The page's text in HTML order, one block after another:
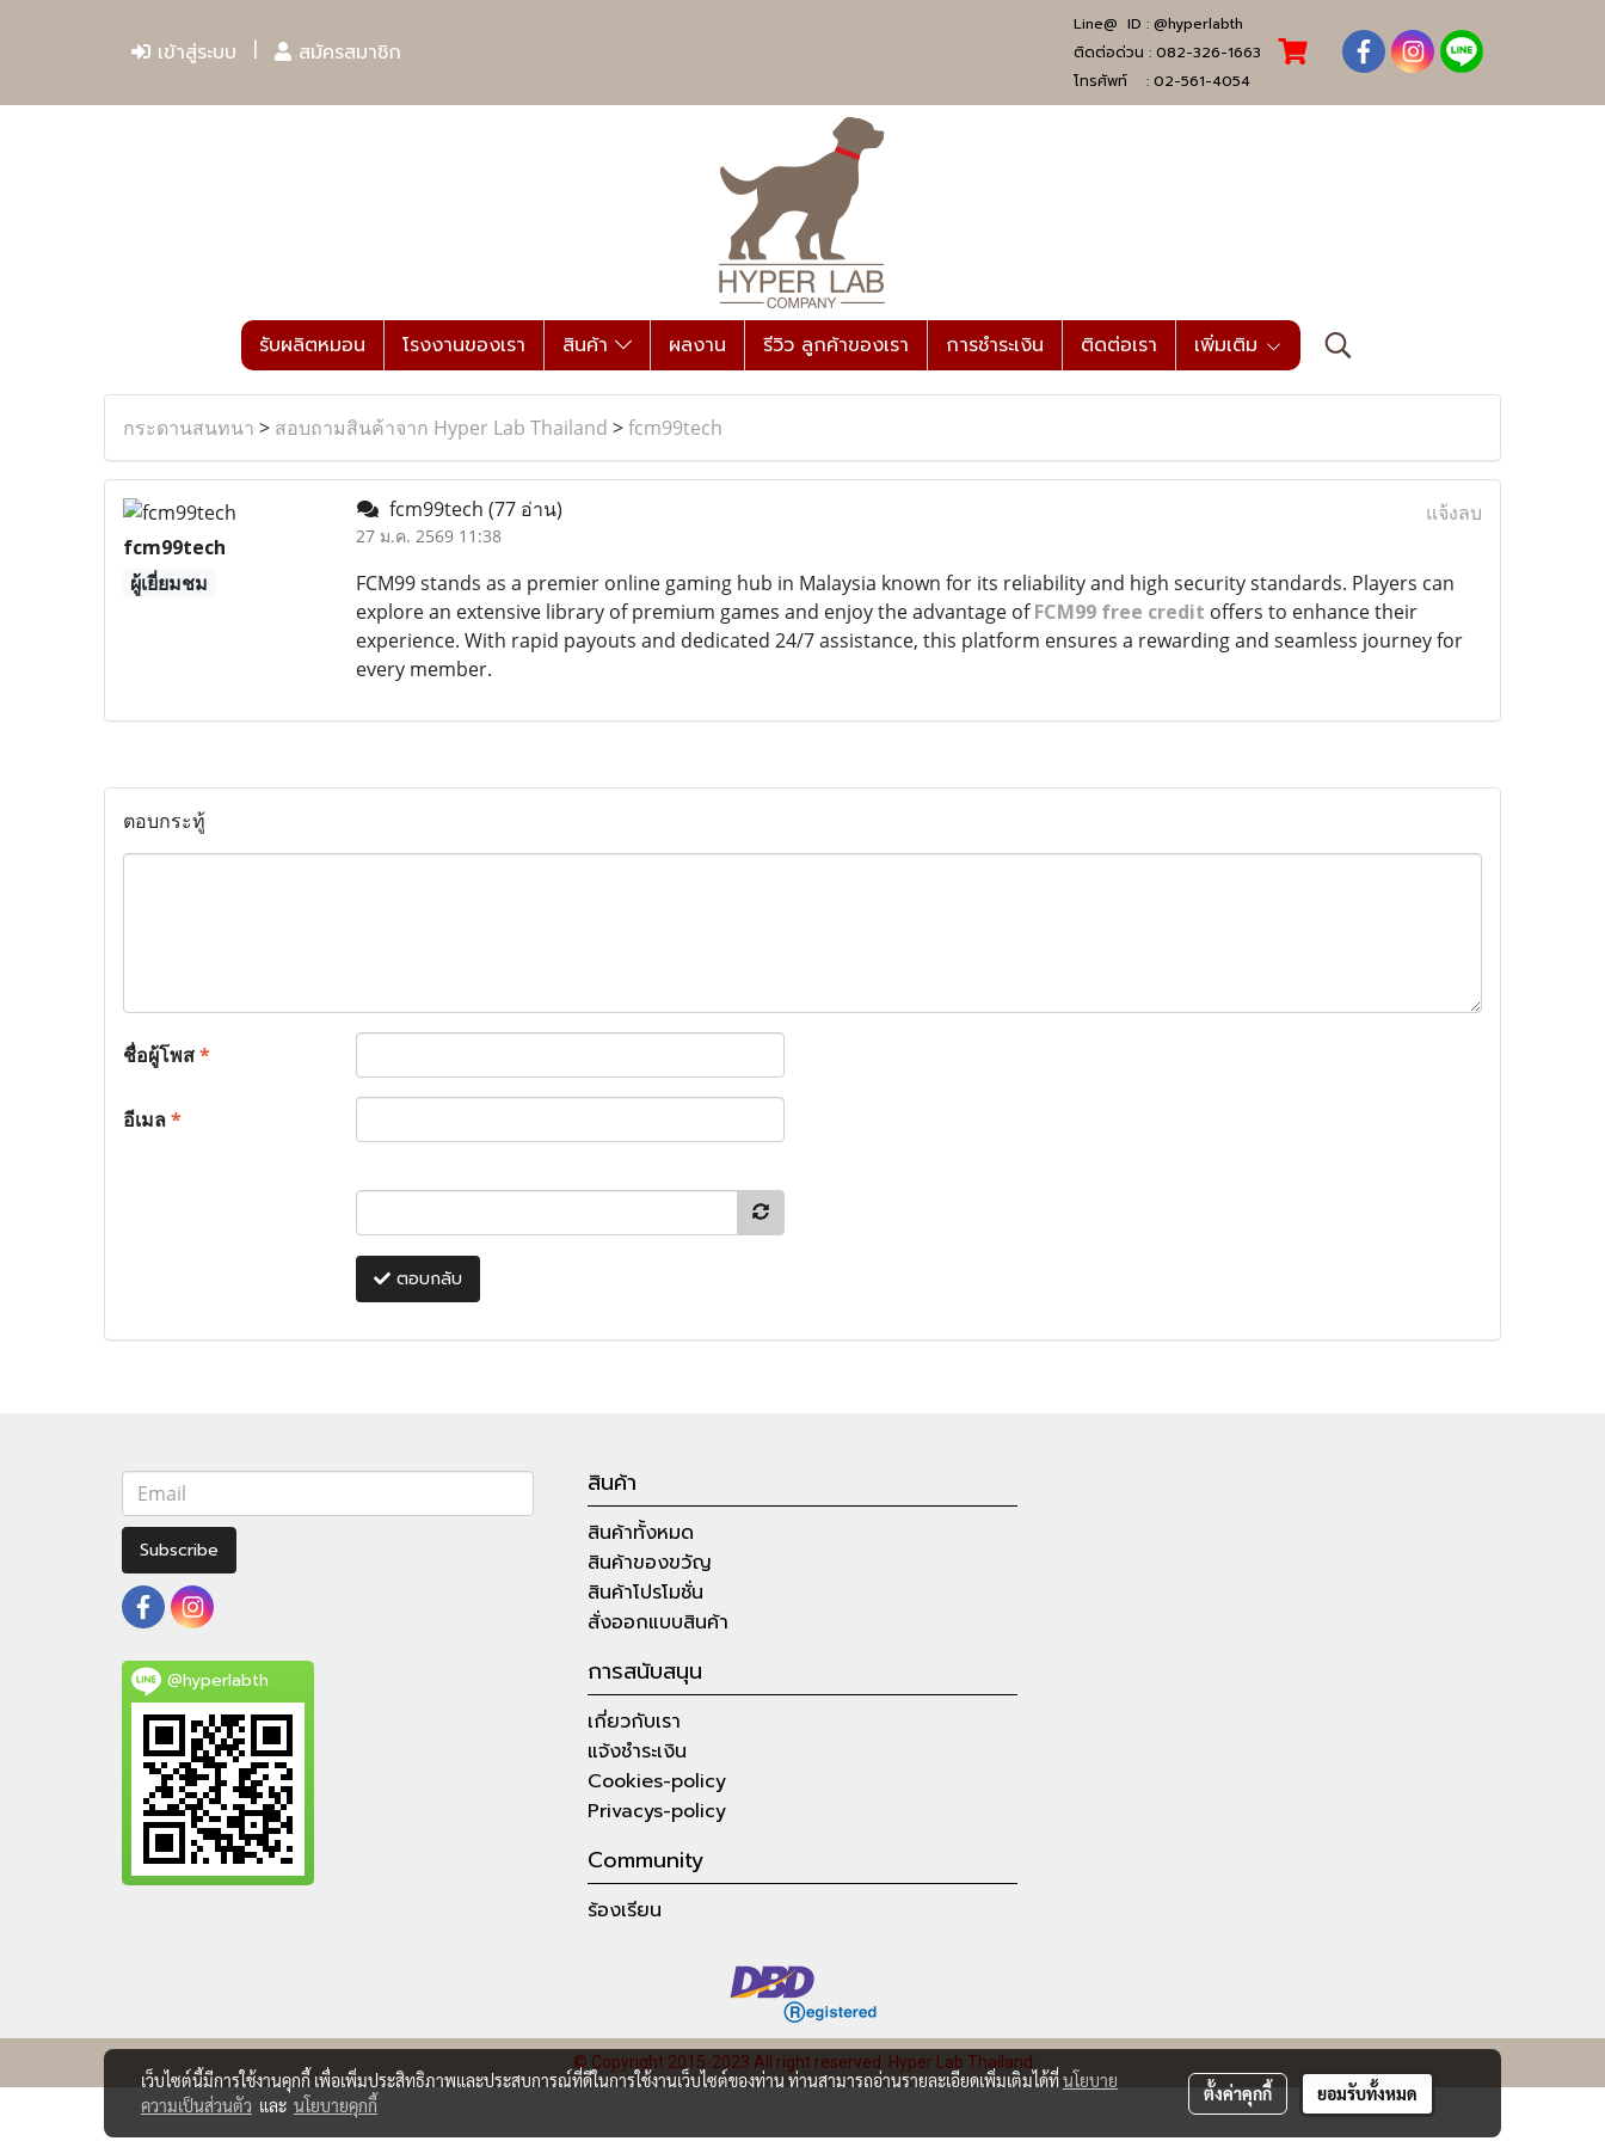
เข้าสู่ระบบ สมัครสมาชิก
Line@ ID : @hyperlabth
ติดต่อด่วน : 082-326-1663
โทรศัพท์ : 02-561-4054
รับผลิตหมอน โรงงานของเรา สินค้า ผลงาน รีวิว ลูกค้าของเรา การชำระเงิน ติดต่อเรา เพิ่มเติม
กระดานสนทนา > สอบถามสินค้าจาก Hyper Lab Thailand >fcm99tech
fcm99tech
ผู้เยี่ยมชม
fcm99tech (77 อ่าน)
27 ม.ค. 2569 11:38
แจ้งลบ
FCM99 stands as a premier online gaming hub in Malaysia known for its reliability and high security standards. Players can
explore an extensive library of premium games and enjoy the advantage ofFCM99 free credit offers to enhance their
experience. With rapid payouts and dedicated 24/7 assistance, this platform ensures a rewarding and seamless journey for
every member.
ตอบกระทู้
ชื่อผู้โพส*
อีเมล*
ตอบกลับ
Subscribe
@hyperlabth
สินค้า
สินค้าทั้งหมด
สินค้าของขวัญ
สินค้าโปรโมชั่น
สั่งออกแบบสินค้า
การสนับสนุน
เกี่ยวกับเรา
แจ้งชำระเงิน
Cookies-policy
Privacys-policy
Community
ร้องเรียน
© Copyright 2015-2023 All right reserved. Hyper Lab Thailand
เว็บไซต์นี้มีการใช้งานคุกกี้ เพื่อเพิ่มประสิทธิภาพและประสบการณ์ที่ดีในการใช้งานเว็บไซต์ของท่าน ท่านสามารถอ่านรายละเอียดเพิ่มเติมได้ที่นโยบาย
ความเป็นส่วนตัว และ นโยบายคุกกี้
ตั้งค่าคุกกี้ ยอมรับทั้งหมด